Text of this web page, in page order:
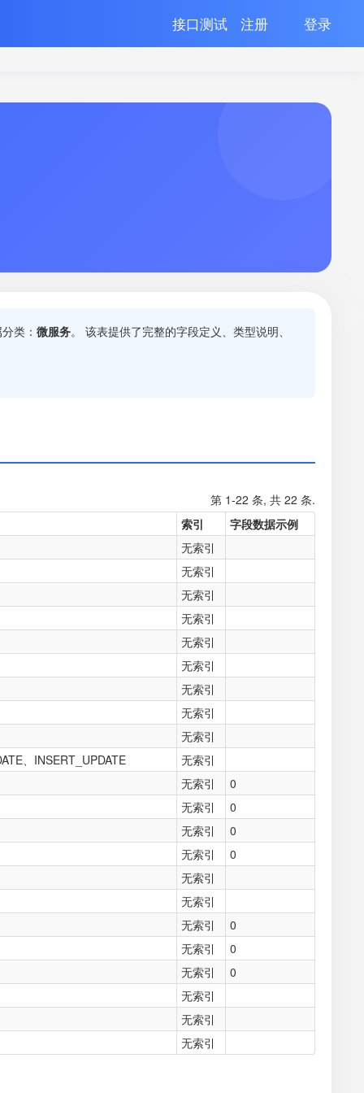
接口测试 注册 登录
类： 微服务。 该表提供了完整的字段定义、类型说明、
第 1-22 条, 共 22 条.
索引
字段数据示例
无索引
无索引
无索引
无索引
无索引
无索引
无索引
无索引
无索引
、INSERT_UPDATE
无索引
无索引
0
无索引
0
无索引
0
无索引
0
无索引
无索引
无索引
0
无索引
0
无索引
0
无索引
无索引
无索引